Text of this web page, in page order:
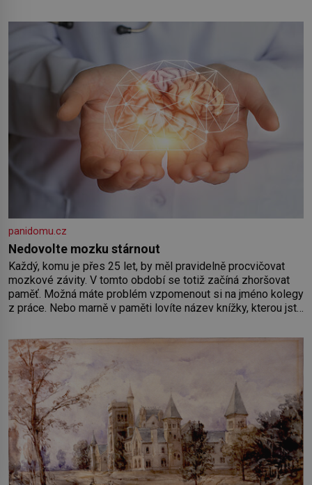
o pomoc, co se hlídání týče. Dalo by se
panidomu.cz
Nedovolte mozku stárnout
Každý, komu je přes 25 let, by měl pravidelně procvičovat
mozkové závity. V tomto období se totiž začíná zhoršovat
paměť. Možná máte problém vzpomenout si na jméno kolegy
z práce. Nebo marně v paměti lovíte název knížky, kterou jste
paměť rozhodla stávkovat. Cvičte